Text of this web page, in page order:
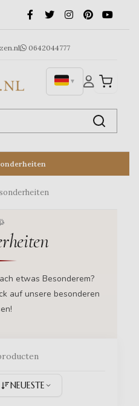
0642044777
▼
etwas Besonderem?
auf unsere besonderen
NEUESTE